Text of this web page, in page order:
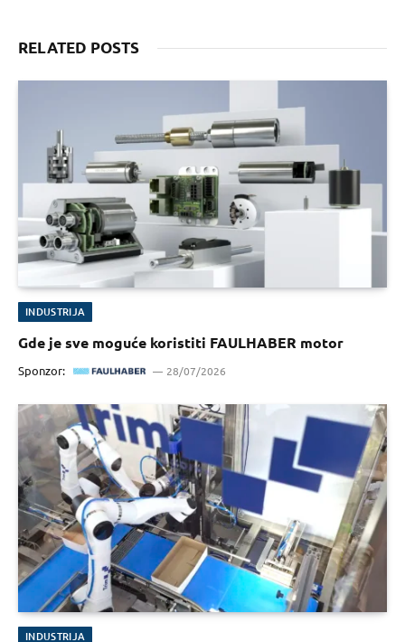
RELATED POSTS
INDUSTRIJA
Gde je sve moguće koristiti FAULHABER motor
Sponzor: 28/07/2026
INDUSTRIJA